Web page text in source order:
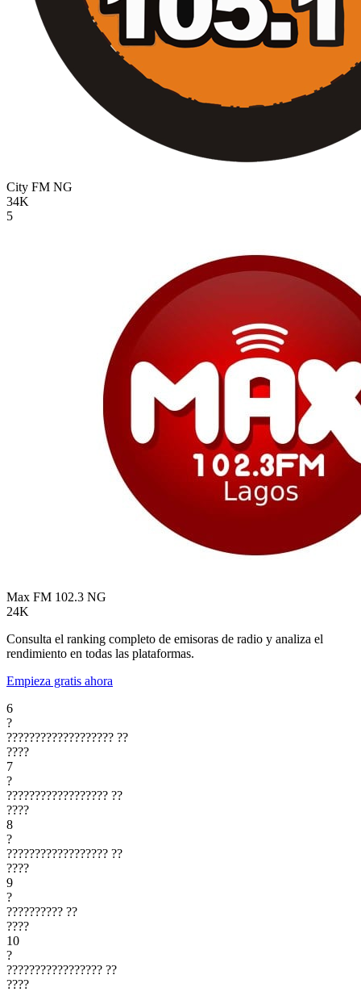
City FM NG
34K
5
Max FM 102.3 NG
24K
Consulta el ranking completo de emisoras de radio y analiza el
rendimiento en todas las plataformas.
Empieza gratis ahora
6
?
??????????????????? ??
????
7
?
?????????????????? ??
????
8
?
?????????????????? ??
????
9
?
?????????? ??
????
10
?
????????????????? ??
????